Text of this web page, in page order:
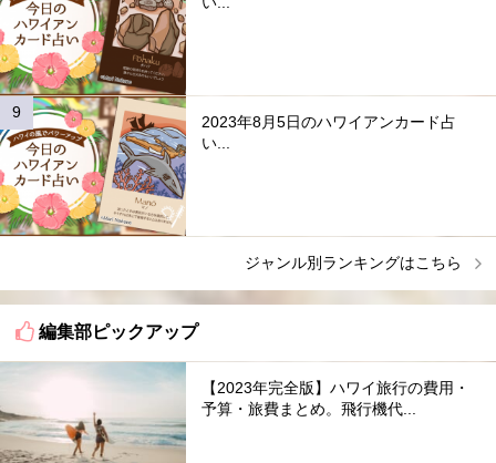
2023年8月5日のハワイアンカード占
い...
ジャンル別ランキングはこちら
編集部ピックアップ
【2023年完全版】ハワイ旅行の費用・
予算・旅費まとめ。飛行機代...